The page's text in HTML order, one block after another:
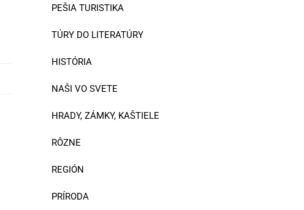
PEŠIA TURISTIKA
TÚRY DO LITERATÚRY
HISTÓRIA
NAŠI VO SVETE
HRADY, ZÁMKY, KAŠTIELE
RÔZNE
REGIÓN
PRÍRODA